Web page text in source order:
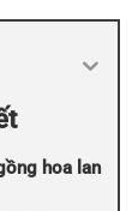
hoa lan